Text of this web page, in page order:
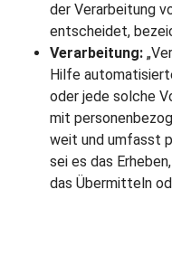
der Verarbeitung
entscheidet,
Verarbeitung:
Hilfe
oder jede solche
mit
weit und umfasst
sei es das
das Übermitteln